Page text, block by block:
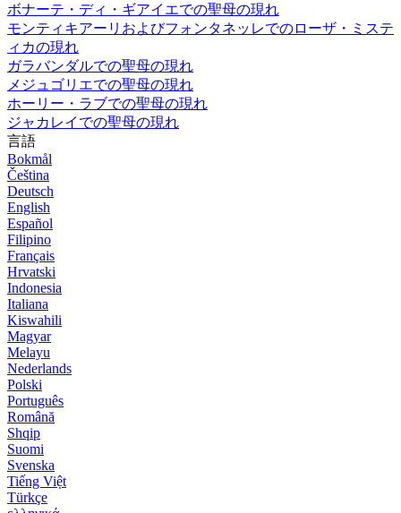
ボナーテ・ディ・ギアイエでの聖母の現れ
モンティキアーリおよびフォンタネッレでのローザ・ミステ
ィカの現れ
ガラバンダルでの聖母の現れ
メジュゴリエでの聖母の現れ
ホーリー・ラブでの聖母の現れ
ジャカレイでの聖母の現れ
言語
Bokmål
Čeština
Deutsch
English
Español
Filipino
Français
Hrvatski
Indonesia
Italiana
Kiswahili
Magyar
Melayu
Nederlands
Polski
Português
Română
Shqip
Suomi
Svenska
Tiếng Việt
Türkçe